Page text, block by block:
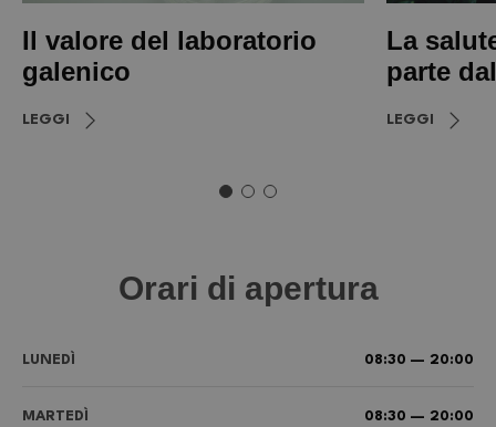
Il valore del laboratorio
galenico
LEGGI
La
parte
LEGGI
Orari di apertura
LUNEDÌ 08:30 — 20:00
MARTEDÌ 08:30 — 20:00